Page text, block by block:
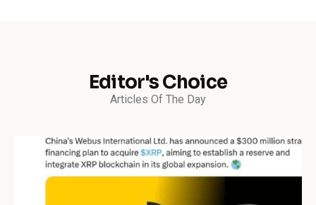
Editor's Choice
Articles Of The Day